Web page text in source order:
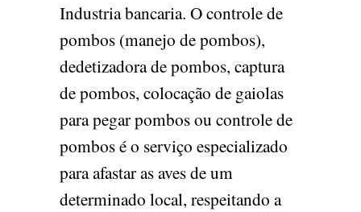
Industria bancaria. O controle de
pombos (manejo de pombos),
dedetizadora de pombos, captura
de pombos, colocação de gaiolas
para pegar pombos ou controle de
pombos é o serviço especializado
para afastar as aves de um
determinado local, respeitando a